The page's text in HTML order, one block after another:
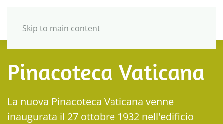
Skip to main content
Pinacoteca Vaticana
La nuova Pinacoteca Vaticana venne
inaugurata il 27 ottobre 1932 nell'edificio